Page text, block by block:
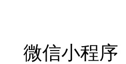
微信小程序